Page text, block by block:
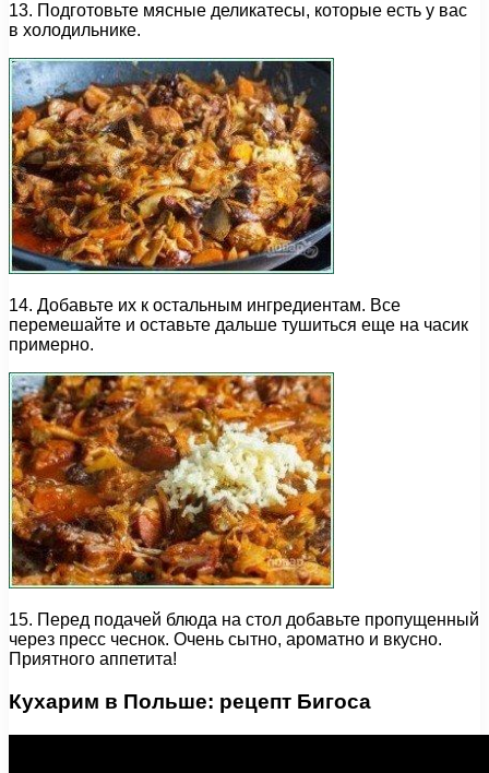
13. Подготовьте мясные деликатесы, которые есть у вас
в холодильнике.
14. Добавьте их к остальным ингредиентам. Все
перемешайте и оставьте дальше тушиться еще на часик
примерно.
15. Перед подачей блюда на стол добавьте пропущенный
через пресс чеснок. Очень сытно, ароматно и вкусно.
Приятного аппетита!
Кухарим в Польше: рецепт Бигоса